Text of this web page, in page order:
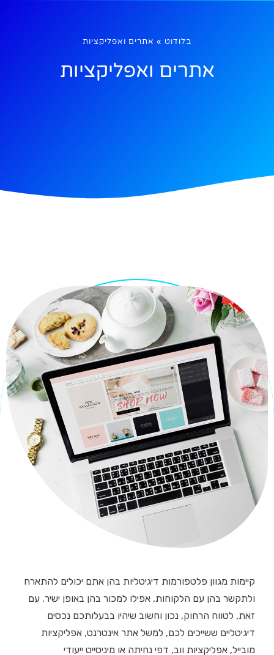
בלודוט » אתרים ואפליקציות
אתרים ואפליקציות
קיימות מגוון פלטפורמות דיגיטליות בהן אתם יכולים להתארח
ולתקשר בהן עם הלקוחות, אפילו למכור בהן באופן ישיר. עם
זאת, לטווח הרחוק, נכון וחשוב שיהיו בבעלותכם נכסים
דיגיטליים ששייכים לכם, למשל אתר אינטרנט, אפליקציות
מובייל, אפליקציות ווב, דפי נחיתה או מיניסייט ייעודי